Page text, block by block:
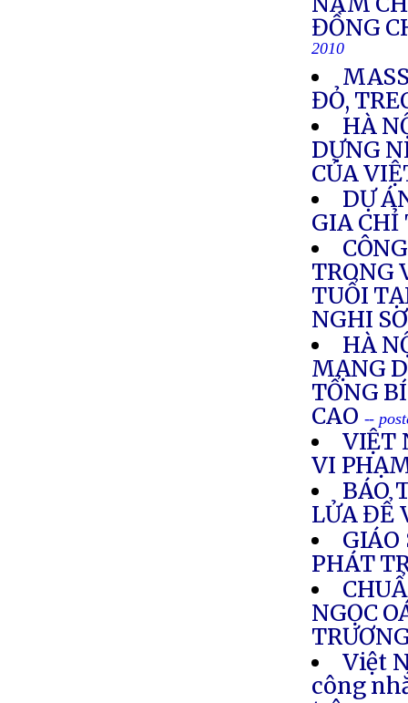
ĐỒNG
2010
ĐỎ,
HÀ
DỰNG
CỦA
DỰ
GIA CHỈ
TRONG
TUỔI
NGHI
HÀ
MẠNG
TỔNG
CAO --
VIỆT
VI
BÁO
LỬA ĐỂ
GIÁO
PHÁT
NGỌC
Việt
công